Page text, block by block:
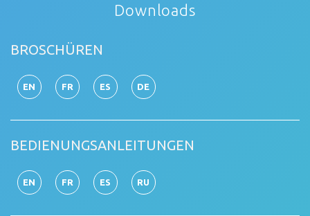
Downloads
BROSCHÜREN
EN FR ES DE
BEDIENUNGSANLEITUNGEN
EN FR ES RU